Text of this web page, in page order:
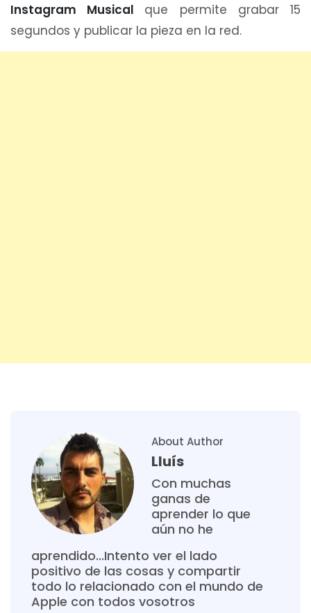
Instagram Musical que permite grabar 15
segundos y publicar la pieza en la red.
About Author
Lluís
Con muchas
ganas de
aprender lo que
aún no he
aprendido...Intento ver el lado
positivo de las cosas y compartir
todo lo relacionado con el mundo de
Apple con todos vosotros